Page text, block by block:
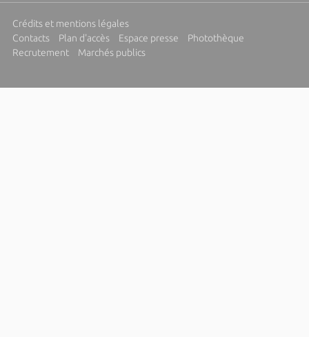
Crédits et mentions légales
Contacts
Plan d'accès Espace presse
Photothèque
Recrutement
Marchés publics